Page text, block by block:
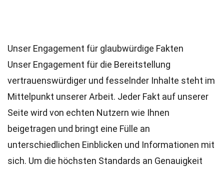
Unser Engagement für glaubwürdige Fakten
Unser Engagement für die Bereitstellung
vertrauenswürdiger und fesselnder Inhalte steht im
Mittelpunkt unserer Arbeit. Jeder Fakt auf unserer
Seite wird von echten Nutzern wie Ihnen
beigetragen und bringt eine Fülle an
unterschiedlichen Einblicken und Informationen mit
sich. Um die höchsten Standards an Genauigkeit